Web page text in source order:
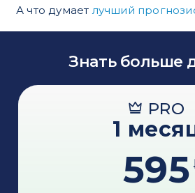
А что думает лучший
Знать больше
PRO
1
595